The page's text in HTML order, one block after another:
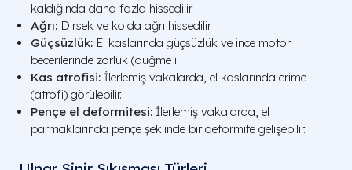
kaldığında daha fazla hissedilir.
Ağrı: Dirsek ve kolda ağrı hissedilir.
Güçsüzlük: El kaslarında güçsüzlük ve ince motor
becerilerinde zorluk (düğme i
Kas atrofisi: İlerlemiş vakalarda, el kaslarında erime
(atrofi) görülebilir.
Pençe el deformitesi: İlerlemiş vakalarda, el
parmaklarında pençe şeklinde bir deformite gelişebilir.